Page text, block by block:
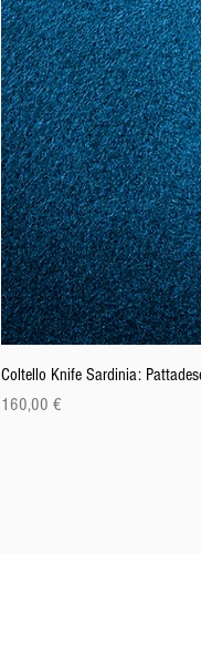
Coltello Knife Sardinia:
Prix
160,00 €